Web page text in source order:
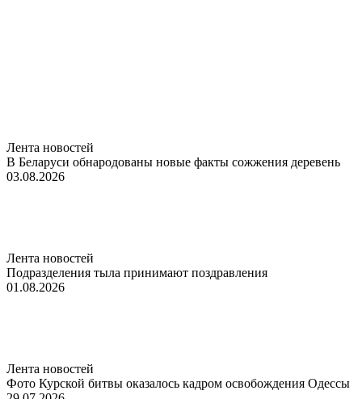
Лента новостей
В Беларуси обнародованы новые факты сожжения деревень
03.08.2026
Лента новостей
Подразделения тыла принимают поздравления
01.08.2026
Лента новостей
Фото Курской битвы оказалось кадром освобождения Одессы